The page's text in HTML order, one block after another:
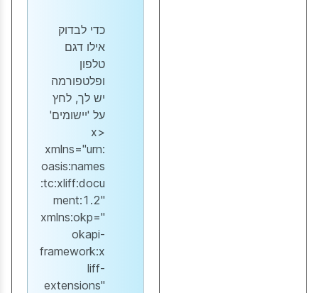
כדי לבדוק
אילו דגם
טלפון
ופלטפורמה
יש לך, לחץ
על 'יישומים'
<x
xmlns="urn:
oasis:names
:tc:xliff:docu
ment:1.2"
xmlns:okp="
okapi-
framework:x
liff-
extensions"